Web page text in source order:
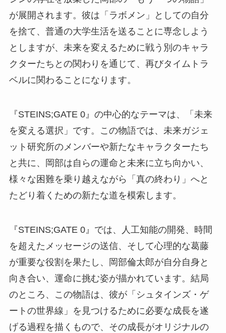
が展開されます。彼は「ラボメン」としての自分
を捨て、普通の大学生活を送ることに専念しよう
としますが、未来を変えるために戦う別のキャラ
クターたちとの関わりを通じて、再びタイムトラ
ベルに関わることになります。
『STEINS;GATE 0』の中心的なテーマは、「未来
を変える選択」です。この物語では、未来ガジェ
ット研究所のメンバーや新たなキャラクターたち
と共に、岡部は自らの運命と未来に立ち向かい、
様々な困難を乗り越えながら「真の終わり」へと
たどり着くための新たな道を模索します。
『STEINS;GATE 0』では、人工知能の開発、時間
を超えたメッセージの送信、そして心理的な葛藤
が重要な役割を果たし、岡部倫太郎が自分自身と
向き合い、運命に挑む姿が描かれています。結局
のところ、この物語は、彼が「シュタインズ・ゲ
ートの世界線」を見つけるために必要な成長を遂
げる過程を描くもので、その成長がオリジナルの